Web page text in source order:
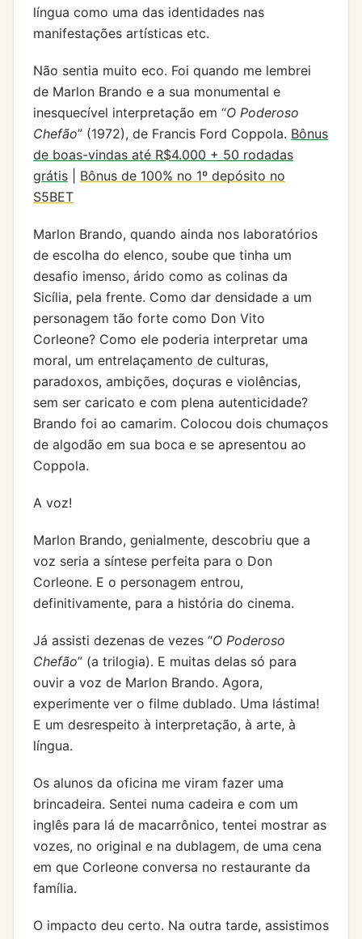
língua como uma das identidades nas
manifestações artísticas etc.
Não sentia muito eco. Foi quando me lembrei
de Marlon Brando e a sua monumental e
inesquecível interpretação em “O Poderoso
Chefão” (1972), de Francis Ford Coppola. Bônus
de boas-vindas até R$4.000 + 50 rodadas
grátis
Bônus de 100% no 1º depósito no
S5BET
Marlon Brando, quando ainda nos laboratórios
de escolha do elenco, soube que tinha um
desafio imenso, árido como as colinas da
Sicília, pela frente. Como dar densidade a um
personagem tão forte como Don Vito
Corleone? Como ele poderia interpretar uma
moral, um entrelaçamento de culturas,
paradoxos, ambições, doçuras e violências,
sem ser caricato e com plena autenticidade?
Brando foi ao camarim. Colocou dois chumaços
de algodão em sua boca e se apresentou ao
Coppola.
A voz!
Marlon Brando, genialmente, descobriu que a
voz seria a síntese perfeita para o Don
Corleone. E o personagem entrou,
definitivamente, para a história do cinema.
Já assisti dezenas de vezes “O Poderoso
Chefão” (a trilogia). E muitas delas só para
ouvir a voz de Marlon Brando. Agora,
experimente ver o filme dublado. Uma lástima!
E um desrespeito à interpretação, à arte, à
língua.
Os alunos da oficina me viram fazer uma
brincadeira. Sentei numa cadeira e com um
inglês para lá de macarrônico, tentei mostrar as
vozes, no original e na dublagem, de uma cena
em que Corleone conversa no restaurante da
família.
O impacto deu certo. Na outra tarde, assistimos